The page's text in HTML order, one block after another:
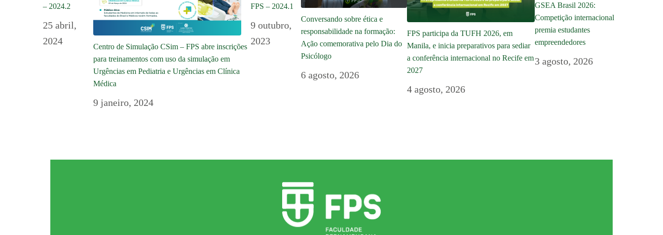
– 2024.2
25 abril,
2024
Centro de Simulação CSim – FPS abre inscrições
para treinamentos com uso da simulação em
Urgências em Pediatria e Urgências em Clínica
Médica
9 janeiro, 2024
FPS – 2024.1
9 outubro,
2023
Conversando sobre ética e
responsabilidade na formação:
Ação comemorativa pelo Dia do
Psicólogo
6 agosto, 2026
FPS participa da TUFH 2026, em
Manila, e inicia preparativos para sediar
a conferência internacional no Recife em
2027
4 agosto, 2026
GSEA Brasil 2026:
Competição internacional
premia estudantes
empreendedores
3 agosto, 2026